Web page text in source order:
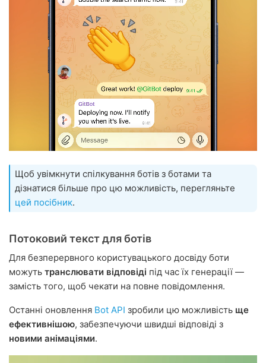
Щоб увімкнути спілкування ботів з ботами та
дізнатися більше про цю можливість, перегляньте
цей посібник.
Потоковий текст для ботів
Для безперервного користувацького досвіду боти
можуть транслювати відповіді під час їх генерації —
замість того, щоб чекати на повне повідомлення.
Останні оновлення Bot API зробили цю можливість ще
ефективнішою, забезпечуючи швидші відповіді з
новими анімаціями.